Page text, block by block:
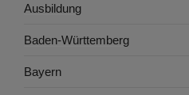
Ausbildung
Baden-Württemberg
Bayern